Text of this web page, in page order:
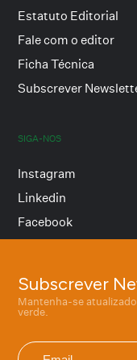
Subscrever
Mantenha-se
verde.
Estatuto Editorial
Fale com o editor
Ficha Técnica
Subscrever
SIGA-NOS
Instagram
Linkedin
Facebook
Termos e condições
Política de privacidade